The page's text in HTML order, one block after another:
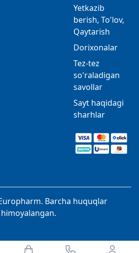
Yetkazib
berish, To'lov,
Qaytarish
Dorixonalar
Tez-tez
so'raladigan
savollar
Sayt haqidagi
sharhlar
Barcha huquqlar
himoyalangan.